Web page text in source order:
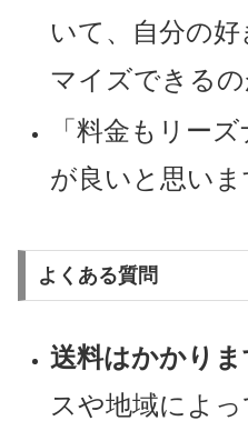
いて、自分の
マイズできるの
「料金もリー
が良いと思いま
よくある質問
送料はかかりま
スや地域によっ